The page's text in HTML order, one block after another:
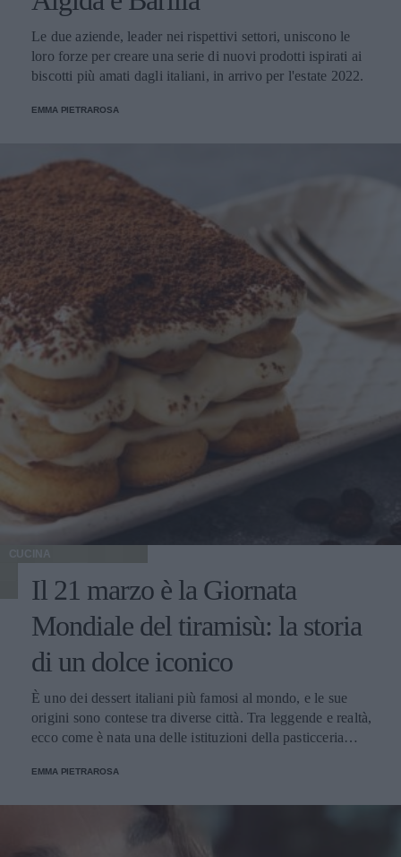
Le due aziende, leader nei rispettivi settori, uniscono le
loro forze per creare una serie di nuovi prodotti ispirati ai
biscotti più amati dagli italiani, in arrivo per l'estate 2022.
EMMA PIETRAROSA
CUCINA
Il 21 marzo è la Giornata
Mondiale del tiramisù: la storia
di un dolce iconico
È uno dei dessert italiani più famosi al mondo, e le sue
origini sono contese tra diverse città. Tra leggende e realtà,
ecco come è nata una delle istituzioni della pasticceria
EMMA PIETRAROSA